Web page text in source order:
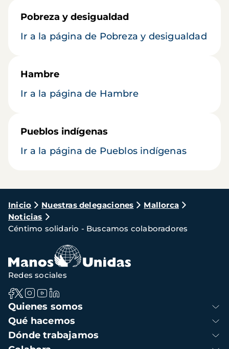
Pobreza y desigualdad
Ir a la página de Pobreza y desigualdad
Hambre
Ir a la página de Hambre
Pueblos indígenas
Ir a la página de Pueblos indígenas
Ruta
de
navegación
Inicio Nuestras delegaciones
Mallorca
Noticias
Céntimo solidario - Buscamos colaboradores
Navegación
principal
Quienes somos
Qué hacemos
Dónde trabajamos
Redes sociales